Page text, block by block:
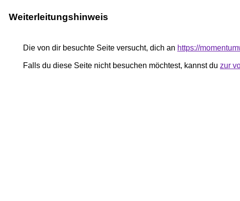
Weiterleitungshinweis
Die von dir besuchte Seite versucht, dich an https://
Falls du diese Seite nicht besuchen möchtest, kannst du zur